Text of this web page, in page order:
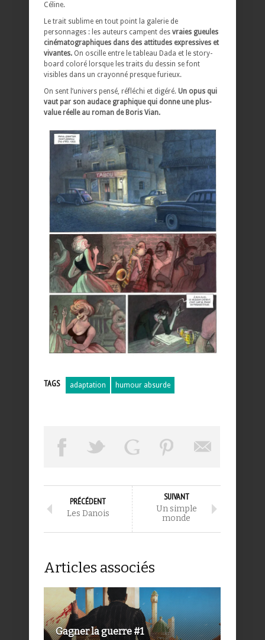
Céline.
Le trait sublime en tout point la galerie de
personnages : les auteurs campent des vraies gueules
cinématographiques dans des attitudes expressives et
vivantes. On oscille entre le tableau Dada et le story-
board coloré lorsque les traits du dessin se font
visibles dans un crayonné presque furieux.
On sent l’univers pensé, réfléchi et digéré. Un opus qui
vaut par son audace graphique qui donne une plus-
value réelle au roman de Boris Vian.
TAGS adaptation humour absurde
PRÉCÉDENT
Les Danois
SUIVANT
Un simple
monde
Articles associés
Gagner la guerre #1